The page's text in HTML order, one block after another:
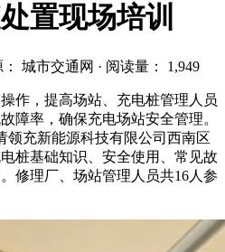
置现场培训
城市交通网 · 阅读量： 1,949
作，提高场站、充电桩管理人员
障率，确保充电场站安全管理。
领充新能源科技有限公司西南区
桩基础知识、安全使用、常见故
修理厂、场站管理人员共16人参